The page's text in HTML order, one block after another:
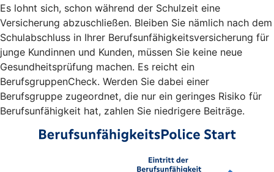
Es lohnt sich, schon während der Schulzeit eine
Versicherung abzuschließen. Bleiben Sie nämlich nach dem
Schulabschluss in Ihrer Berufsunfähigkeitsversicherung für
junge Kundinnen und Kunden, müssen Sie keine neue
Gesundheitsprüfung machen. Es reicht ein
BerufsgruppenCheck. Werden Sie dabei einer
Berufsgruppe zugeordnet, die nur ein geringes Risiko für
Berufsunfähigkeit hat, zahlen Sie niedrigere Beiträge.